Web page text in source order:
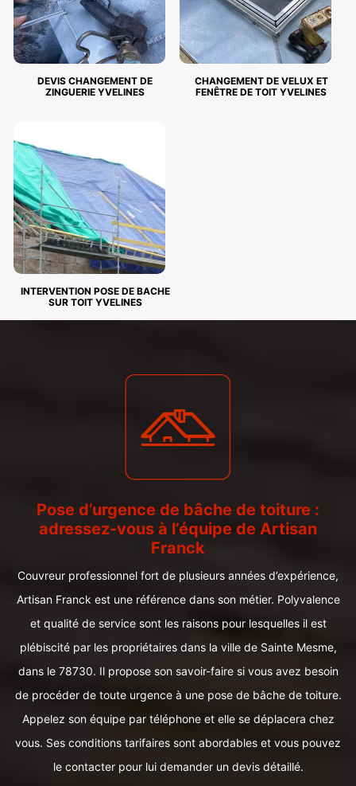
DEVIS CHANGEMENT DE
ZINGUERIE YVELINES
CHANGEMENT DE VELUX ET
FENÊTRE DE TOIT YVELINES
INTERVENTION POSE DE BACHE
SUR TOIT YVELINES
Pose d’urgence de bâche de toiture :
adressez-vous à l’équipe de Artisan
Franck
Couvreur professionnel fort de plusieurs années d’expérience,
Artisan Franck est une référence dans son métier. Polyvalence
et qualité de service sont les raisons pour lesquelles il est
plébiscité par les propriétaires dans la ville de Sainte Mesme,
dans le 78730. Il propose son savoir-faire si vous avez besoin
de procéder de toute urgence à une pose de bâche de toiture.
Appelez son équipe par téléphone et elle se déplacera chez
vous. Ses conditions tarifaires sont abordables et vous pouvez
le contacter pour lui demander un devis détaillé.